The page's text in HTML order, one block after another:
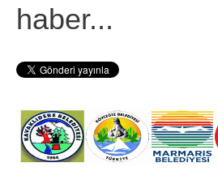
haber...